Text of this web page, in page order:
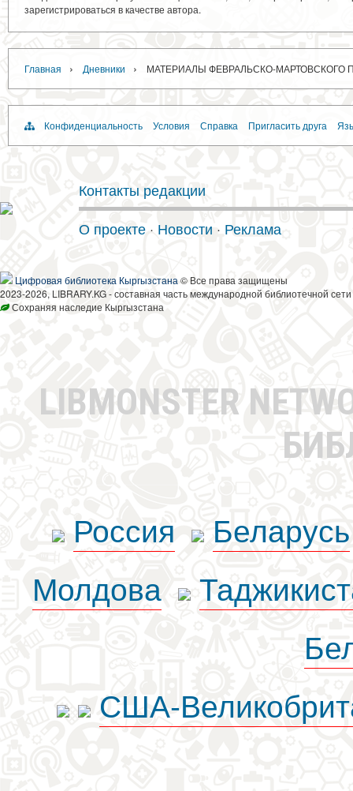
зарегистрироваться в качестве автора.
Главная › Дневники › МАТЕРИАЛЫ ФЕВРАЛЬСКО-МАРТОВСКОГО
Конфиденциальность Условия Справка Пригласить друга
Контакты редакции
О проекте · Новости · Реклама
Цифровая библиотека Кыргызстана © Все права защищены
2023-2026, LIBRARY.KG - составная часть международной библиотечной
Сохраняя наследие Кыргызстана
LIBMONSTER
Россия
Беларусь
Молдова
США-